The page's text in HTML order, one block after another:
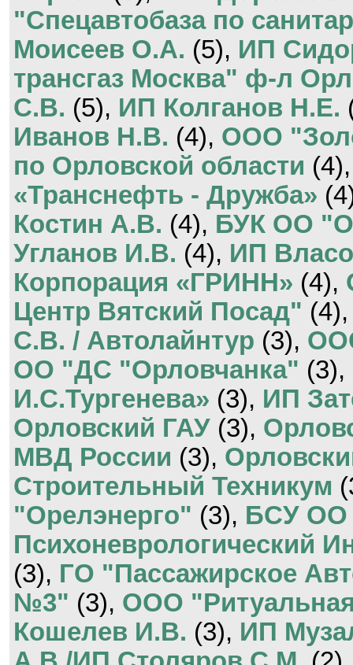
"Спецавтобаза по
Моисеев О.А. (5), ИП
трансгаз Москва" ф-л
С.В. (5), ИП Колганов Н.Е.
Иванов Н.В. (4), ООО
по Орловской области
«Транснефть - Дружба»
Костин А.В. (4), БУК ОО
Угланов И.В. (4), ИП
Корпорация «ГРИНН» (4),
Центр Вятский Посад"
С.В. / Автолайнтур (3),
ОО "ДС "Орловчанка" (3),
И.С.Тургенева» (3), ИП
Орловский ГАУ (3),
МВД России (3),
Строительный Техникум
"Орелэнерго" (3), БСУ ОО
Психоневрологический
(3), ГО "Пассажирское
№3" (3), ООО
Кошелев И.В. (3), ИП